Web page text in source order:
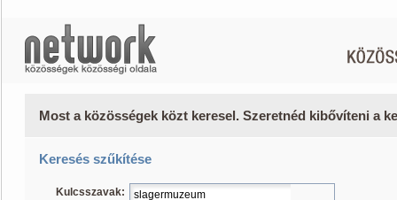
Most a közösségek közt keresel. Szeretnéd kibővíteni a
Keresés szűkítése
Kulcsszavak: